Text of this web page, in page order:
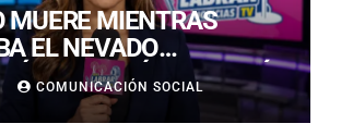
MUERE MIENTRAS
EL NEVADO
EN PERÚ: SE HABRÍA
DESDE 900 METROS
COMUNICACIÓN SOCIAL